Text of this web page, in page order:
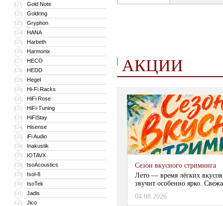
121 Gold Note
122 Goldring
123 Gryphon
124 HANA
125 Harbeth
126 Harmonix
127 HECO
128 HEDD
129 Hegel
130 Hi-Fi Racks
131 HiFi Rose
132 HiFi-Tuning
133 HiFiStay
134 Hisense
135 iFi Audio
136 Inakustik
137 IOTAVX
138 IsoAcoustics
139 Isol-8
140 IsoTek
141 Jadis
142 Jico
АКЦИИ
Сезон вкусного стриминга
Лето — время лёгких
звучит особенно ярко.
04.08.2026